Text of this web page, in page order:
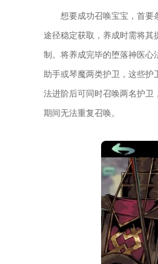
想要成功召唤宝宝，首要
途径稳定获取，养成时需将其
制。将养成完毕的堕落神医心
助手或琴魔两类护卫，这些
法进阶后可同时召唤两名护卫
期间无法重复召唤。